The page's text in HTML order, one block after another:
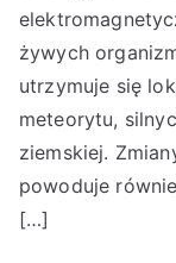
żywych
utrzymuje się
meteorytu,
ziemskiej.
powoduje
[…]